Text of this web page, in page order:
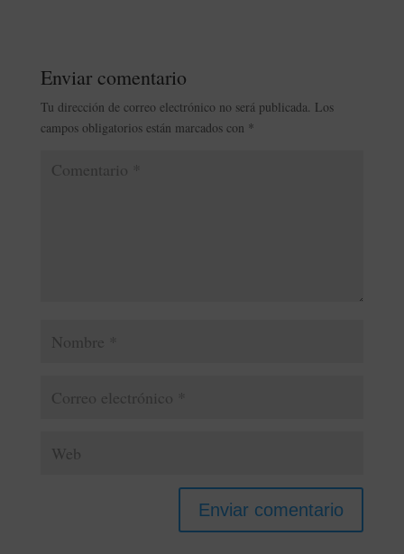
Enviar comentario
Tu dirección de correo electrónico no será publicada. Los
campos obligatorios están marcados con *